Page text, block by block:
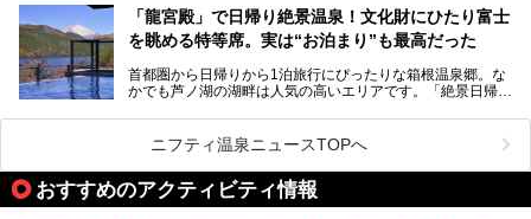
う」という人も多いはず。
そこで今回は、神奈川県内の人気施設26選を「安さ」「岩
業」「駅近」など、目的別に厳選して紹介します。
今の気分にぴったりの施設を見つけて、最高のリフレッシュ
「箱根仙石原プリンスホテル」と4軒あり、今回ご紹介する
「ザ・プリンス 箱根芦ノ湖」は、その中でもフラッグシッ
プ（旗艦）に位置づけられる特別なホテルです。
昭和の日本を代表する建築家の一人、村野藤吾が芦ノ湖の畔
に建てた桃源郷のようなホテルがここ。自家源泉の温泉や、
提供元：株式会社西武・プリンスホテルズワールドワイド
【PR】
この記事はザ・プリンス 箱根芦ノ湖のPR記事です。
「龍宮殿」で日帰り絶景温泉！文化財にひたり富士
を眺める特等席。実は“お泊まり”も最高だった
首都圏から日帰りから1泊旅行にぴったりな箱根温泉郷。な
かでも芦ノ湖の湖畔は人気の高いエリアです。「絶景日帰り
が楽しめるまさに眺望自慢の日帰り温泉。
そしてここは全24室の「箱根 芦ノ湖畔蛸川温泉 龍宮殿」と
して宿泊もできます。宿泊者は「龍宮殿本館」の営業時間に
加えて、朝6時からの宿泊者専用時間帯にも「龍宮殿本館」
のお風呂が利用できます。
ニフティ温泉ニュースTOPへ
おすすめのアクティビティ情報